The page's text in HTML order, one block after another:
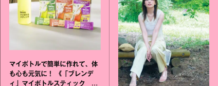
マイボトルで簡単に作れて、体
も心も元気に！ 《「ブレンデ
ィ」マイボトルスティック い